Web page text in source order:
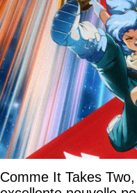
Comme It Takes